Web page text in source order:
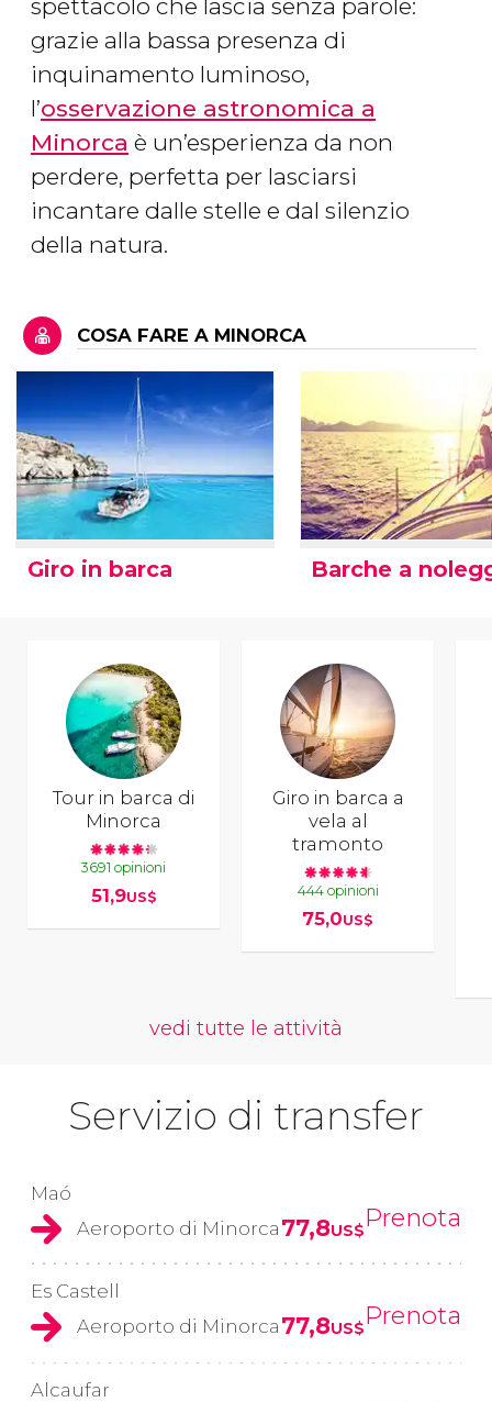
spettacolo che lascia senza parole:
grazie alla bassa presenza di
inquinamento luminoso,
l’osservazione astronomica a
Minorca è un’esperienza da non
perdere, perfetta per lasciarsi
incantare dalle stelle e dal silenzio
della natura.
COSA FARE A MINORCA
Giro in barca Barche a
Tour in barca di
Minorca
3691 opinioni
51,9US$
Giro in barca a
vela al
tramonto
444 opinioni
75,0US$
vedi tutte le attività
Servizio di transfer
Maó
Aeroporto di Minorca 77,8US$Prenota
Es Castell
Aeroporto di Minorca 77,8US$Prenota
Alcaufar